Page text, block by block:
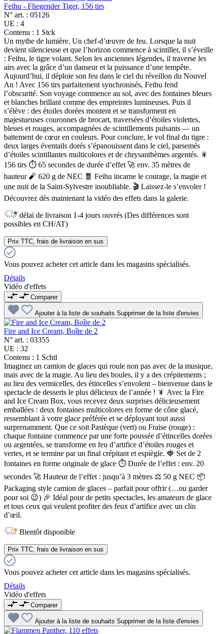
Feihu - Fliegender Tiger, 156 tirs
N° art. : 05126
UE : 4
Contenu : 1 Stck
Un mythe de lumière. Un chef-d’œuvre de feu. Lorsque la nuit
devient silencieuse et que l’horizon commence à scintiller, il s’éveille
: Feihu, le tigre volant. Selon les anciennes légendes, il traverse les
airs avec la grâce d’un danseur et la puissance d’une tempête.
Aujourd’hui, il déploie son feu dans le ciel du réveillon du Nouvel
An ! Avec 156 tirs parfaitement synchronisés, Feihu fend
l’obscurité. Son voyage commence au sol, avec des fontaines bleues
et blanches brillant comme des empreintes lumineuses. Puis il
s’élève : des étoiles dorées montent et se transforment en
majestueuses couronnes de brocart, traversées d’étoiles violettes,
bleues et rouges, accompagnées de scintillements pulsants — un
battement de cœur en couleurs. Pour conclure, le vol final du tigre :
deux larges éventails dorés s’épanouissent dans le ciel, parsemés
d’étoiles scintillantes multicolores et de chrysanthèmes argentés. 🎇
156 tirs ⏱️ 65 secondes de durée d’effet 🚀 env. 35 mètres de
hauteur 🧨 620 g de NEC 🧧 Feihu incarne le courage, la magie et
une nuit de la Saint-Sylvestre inoubliable. 🎬 Laissez-le s’envoler !
Découvrez dès maintenant la vidéo des effets dans la galerie.
délai de livraison 1-4 jours ouvrés (Des différences sont
possibles en CH/AT)
Prix TTC, frais de livraison en sus
Vous pouvez acheter cet article dans les magasins spécialisés.
Détails
Vidéo d'effets
Comparer
Ajouter à la liste de souhaits Supprimer de la liste d'envies
Fire and Ice Cream, Boîte de 2
N° art. : 03355
UE : 32
Contenu : 1 Schtl
Imaginez un camion de glaces qui roule non pas avec de la musique,
mais avec de la magie. Au lieu des boules, il y a des crépitements ;
au lieu des vermicelles, des étincelles s’envolent – bienvenue dans le
spectacle de desserts le plus délicieux de l’année ! 🎇 Avec la Fire
and Ice Cream Box, vous recevez deux surprises délicieusement
emballées : deux fontaines multicolores en forme de cône glacé,
ressemblant à votre glace préférée et se déployant tout aussi
surprenamment. Que ce soit Pastèque (vert) ou Fraise (rouge) :
chaque fontaine commence par une forte poussée d’étincelles dorées
ou argentées, se transforme en feu d’artifice d’étoiles rouges et
vertes, et se termine par un final crépitant et espiègle. 🍓 Set de 2
fontaines en forme originale de glace ⏱️ Durée de l’effet : env. 20
secondes 🚀 Hauteur de l’effet : jusqu’à 3 mètres ⚖️ 50 g NEC 📦
Packaging style camion de glaces – parfait pour offrir (…ou garder
pour soi 😉) 🎉 Idéal pour de petits spectacles, les amateurs de glace
et tous ceux qui veulent profiter des feux d’artifice avec un clin
d’œil.
Bientôt disponible
Prix TTC, frais de livraison en sus
Vous pouvez acheter cet article dans les magasins spécialisés.
Détails
Vidéo d'effets
Comparer
Ajouter à la liste de souhaits Supprimer de la liste d'envies